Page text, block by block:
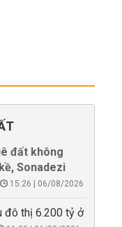
đất không
Sonadezi
15:26 | 06/08/2026
đô thị 6.200 tỷ ở